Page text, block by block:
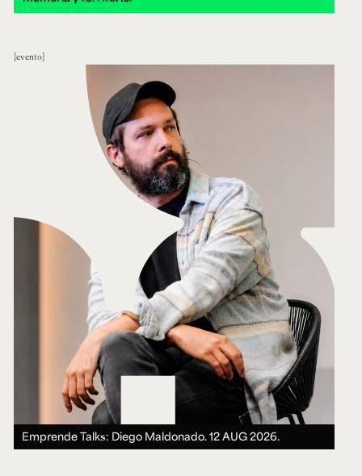
evento
Emprende Talks: Diego Maldonado.12 AUG 2026.